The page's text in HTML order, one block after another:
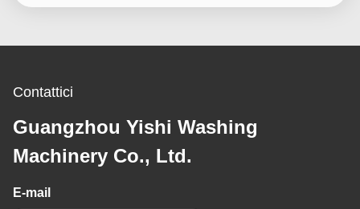
Contattici
Guangzhou Yishi Washing
Machinery Co., Ltd.
E-mail